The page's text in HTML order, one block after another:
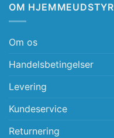
OM HJEMMEUDSTYR
Om os
Handelsbetingelser
Levering
Kundeservice
Returnering